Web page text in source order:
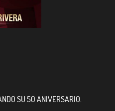
SU 50 ANIVERSARIO.